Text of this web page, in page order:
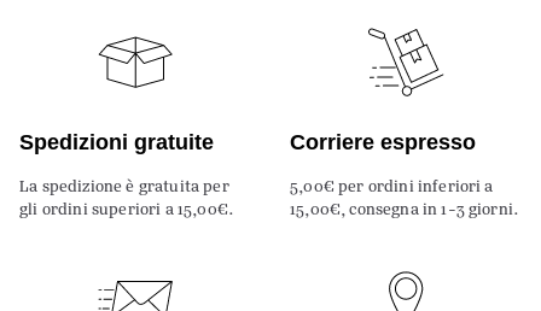
Spedizioni gratuite
La spedizione è gratuita per
gli ordini superiori a 15,00€.
Corriere espresso
5,00€ per ordini inferiori a
15,00€, consegna in 1-3 giorni.